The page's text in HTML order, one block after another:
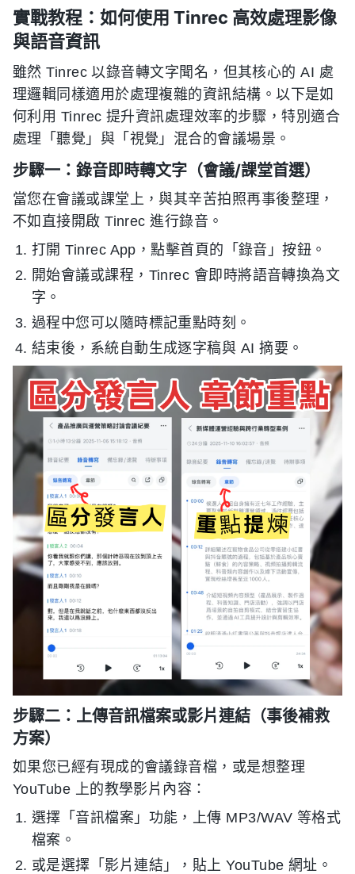
實戰教程：如何使用 Tinrec 高效處理影像
與語音資訊
雖然 Tinrec 以錄音轉文字聞名，但其核心的 AI 處
理邏輯同樣適用於處理複雜的資訊結構。以下是如
何利用 Tinrec 提升資訊處理效率的步驟，特別適合
處理「聽覺」與「視覺」混合的會議場景。
步驟一：錄音即時轉文字（會議/課堂首選）
當您在會議或課堂上，與其辛苦拍照再事後整理，
不如直接開啟 Tinrec 進行錄音。
打開 Tinrec App，點擊首頁的「錄音」按鈕。
開始會議或課程，Tinrec 會即時將語音轉換為文
字。
過程中您可以隨時標記重點時刻。
結束後，系統自動生成逐字稿與 AI 摘要。
步驟二：上傳音訊檔案或影片連結（事後補救
方案）
如果您已經有現成的會議錄音檔，或是想整理
YouTube 上的教學影片內容：
選擇「音訊檔案」功能，上傳 MP3/WAV 等格式
檔案。
或是選擇「影片連結」，貼上 YouTube 網址。